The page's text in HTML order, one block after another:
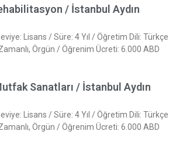
/ İstanbul Aydın
Lisans / Süre: 4 Yıl / Öğretim Dili: Türkçe
Örgün / Öğrenim Ücreti: 6.000 ABD
Sanatları / İstanbul Aydın
Lisans / Süre: 4 Yıl / Öğretim Dili: Türkçe
Örgün / Öğrenim Ücreti: 6.000 ABD